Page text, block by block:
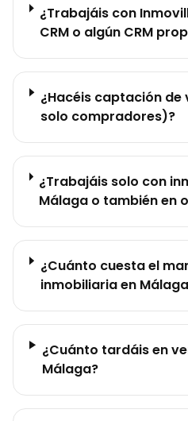
¿Trabajáis con
CRM o algún CRM
¿Hacéis captación
solo compradores)?
¿Trabajáis solo con
Málaga o también en
¿Cuánto cuesta el
inmobiliaria en
¿Cuánto tardáis en
Málaga?